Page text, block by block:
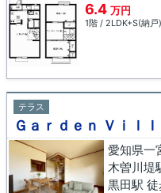
6.4 万円
1階 / 2LDK+S(納
テラス
Ｇａｒｄｅｎ Ｖｉｌ
愛知県一
木曽川堤
黒田駅